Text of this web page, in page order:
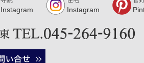
Instagram Instagram